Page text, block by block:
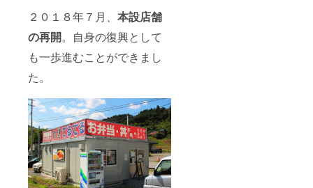
２０１８年７月、 本設店舗
の再開。自身の復興として
も一歩進むことができまし
た。